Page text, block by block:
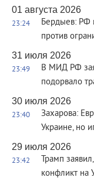
01 августа 2026
23:24
Бердыев: РФ
против
31 июля 2026
23:49
В МИД РФ
подорвало
30 июля 2026
23:40
Захарова:
Украине, но
29 июля 2026
23:42
Трамп
конфликт на